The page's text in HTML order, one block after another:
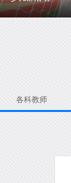
少儿部
各科教师